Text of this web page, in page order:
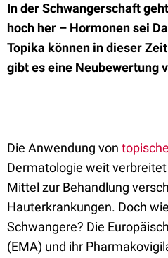
In der Schwangerschaft
hoch her – Hormonen sei
Topika können in dieser
gibt es eine Neubewertung
Die Anwendung von
Dermatologie weit
Mittel zur Behandlung
Hauterkrankungen. Doch
Schwangere? Die
(EMA) und ihr